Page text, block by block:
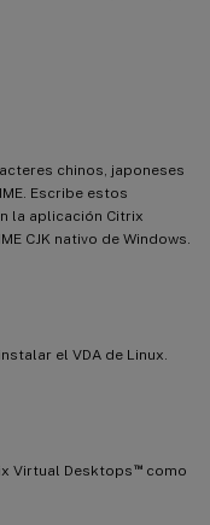
chinos, japoneses
Escribe estos
la aplicación Citrix
CJK nativo de Windows.
el VDA de Linux.
Virtual Desktops ™como